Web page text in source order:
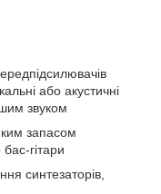
або акустичні
звуком
запасом
гітари
синтезаторів,